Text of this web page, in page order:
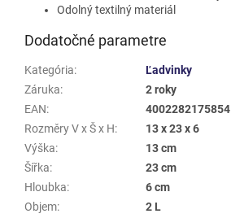
Odolný textilný materiál
Dodatočné parametre
Kategória:
Ľadvinky
Záruka:
2 roky
EAN:
4002282175854
Rozměry V x Š x H:
13 x 23 x 6
Výška:
13 cm
Šířka:
23 cm
Hloubka:
6 cm
Objem:
2 L